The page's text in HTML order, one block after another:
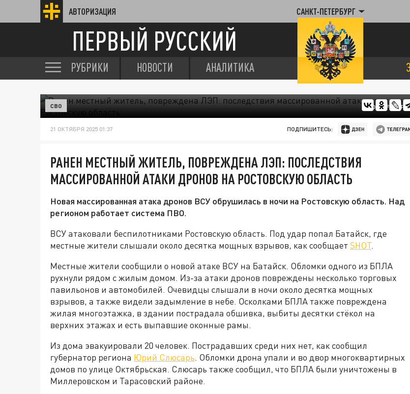
АВТОРИЗАЦИЯ САНКТ-ПЕТЕРБУРГ
ПЕРВЫЙ РУССКИЙ
РУБРИКИ НОВОСТИ АНАЛИТИКА
ФОТО: FREEPIK
СВО
21 ОКТЯБРЯ 2025 01:37 ПОДПИШИТЕСЬ:
РАНЕН МЕСТНЫЙ ЖИТЕЛЬ, ПОВРЕЖДЕНА ЛЭП: ПОСЛЕДСТВИЯ
МАССИРОВАННОЙ АТАКИ ДРОНОВ НА РОСТОВСКУЮ ОБЛАСТЬ
Новая массированная атака дронов ВСУ обрушилась в ночи на Ростовскую область. Над
регионом работает система ПВО.
ВСУ атаковали беспилотниками Ростовскую область. Под удар попал Батайск, где
местные жители слышали около десятка мощных взрывов, как сообщает SHOT.
Местные жители сообщили о новой атаке ВСУ на Батайск. Обломки одного из БПЛА
рухнули рядом с жилым домом. Из-за атаки дронов повреждены несколько торговых
павильонов и автомобилей. Очевидцы слышали в ночи около десятка мощных
взрывов, а также видели задымление в небе. Осколками БПЛА также повреждена
жилая многоэтажка, в здании пострадала обшивка, выбиты десятки стëкол на
верхних этажах и есть выпавшие оконные рамы.
Из дома эвакуировали 20 человек. Пострадавших среди них нет, как сообщил
губернатор региона Юрий Слюсарь. Обломки дрона упали и во двор многоквартирных
домов по улице Октябрьская. Слюсарь также сообщил, что БПЛА были уничтожены в
Миллеровском и Тарасовский районе.